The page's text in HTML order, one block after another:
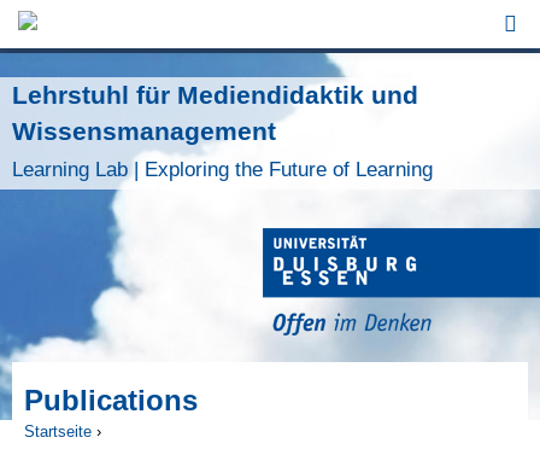
Jump to Navigation
Lehrstuhl für Mediendidaktik und
Wissensmanagement
Learning Lab | Exploring the Future of Learning
Publications
Startseite ›